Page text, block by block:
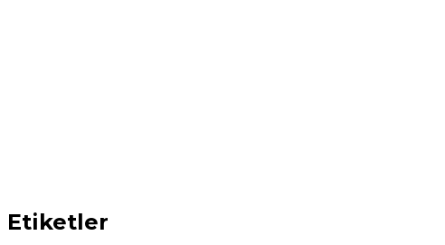
Etiketler